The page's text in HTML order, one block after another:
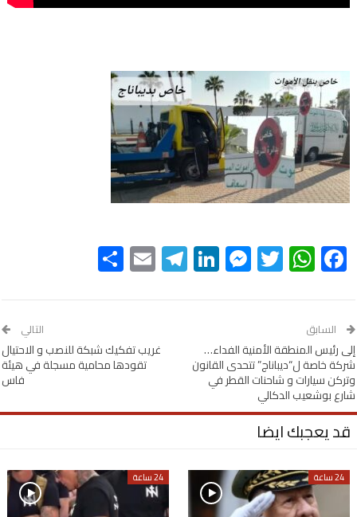
Facebook
WhatsApp
Twitter
Messenger
LinkedIn
Telegram
Email
السابق
إلى رئيس المنطقة الأمنية الفداء…
شركة خاصة ل“ديباناج” تتحدى القانون
وتركن سيارات و شاحنات القطر في
شارع بوشعيب الدكالي
التالي
غريب تفكيك شبكة للنصب و الاحتيال
تقودها محامية مسجلة في هيئة
فاس
قد يعجبك ايضا
24 ساعة 24 ساعة